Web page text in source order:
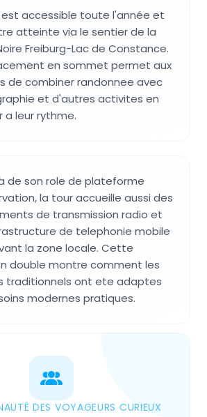
est accessible toute l'année et
atteinte via le sentier de la
Freiburg-Lac de Constance.
en sommet permet aux
de combiner randonnee avec
et d'autres activites en
a leur rythme.
de son role de plateforme
la tour accueille aussi des
de transmission radio et
de telephonie mobile
la zone locale. Cette
double montre comment les
traditionnels ont ete adaptes
modernes pratiques.
DES VOYAGEURS CURIEUX